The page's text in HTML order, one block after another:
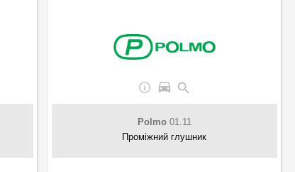
Polmo01.11
Проміжний глушник